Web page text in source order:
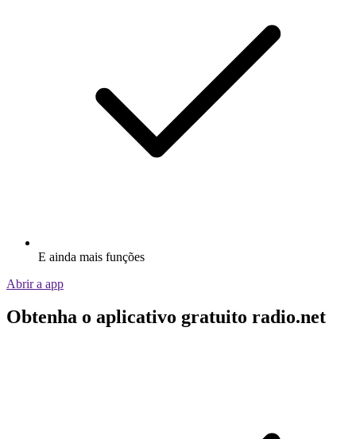
E ainda mais funções
Abrir a app
Obtenha o aplicativo gratuito radio.net